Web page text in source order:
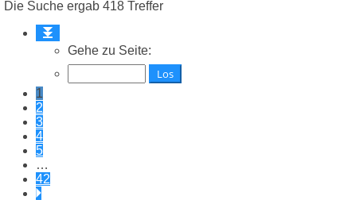
Die Suche ergab 418 Treffer
1
42
Gehe zu Seite:
1
2
3
4
5
…
42
Nächste